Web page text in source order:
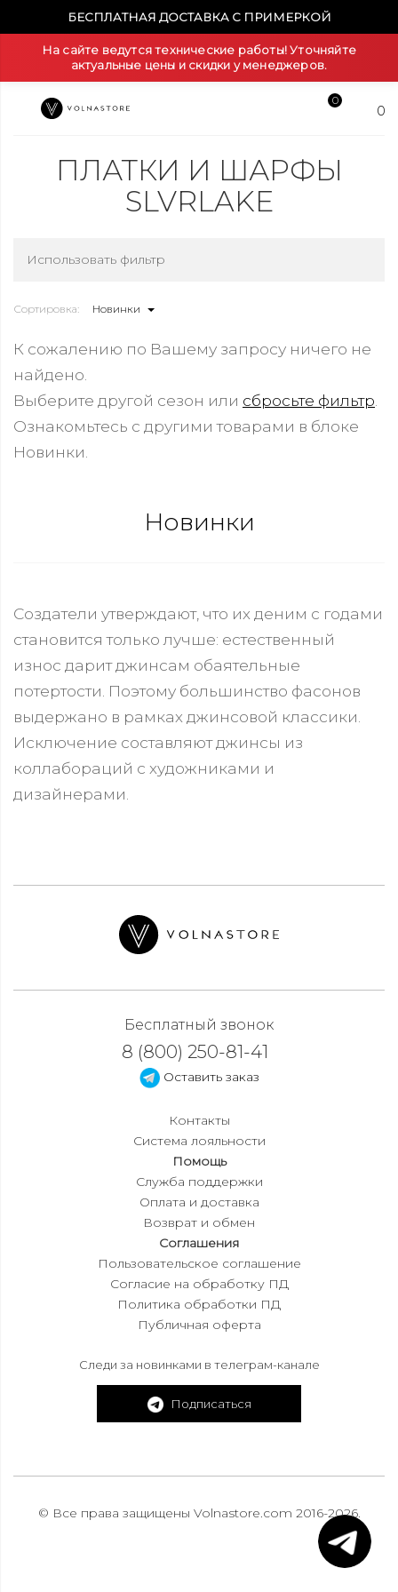
БЕСПЛАТНАЯ ДОСТАВКА С ПРИМЕРКОЙ
На сайте ведутся технические работы! Уточняйте
актуальные цены и скидки у менеджеров.
0
0
ПЛАТКИ И ШАРФЫ
SLVRLAKE
Использовать фильтр
Сортировка: Новинки
К сожалению по Вашему запросу ничего не
найдено.
Выберите другой сезон или сбросьте фильтр
Ознакомьтесь с другими товарами в блоке
Новинки.
Новинки
Создатели утверждают, что их деним с годами
становится только лучше: естественный
износ дарит джинсам обаятельные
потертости. Поэтому большинство фасонов
выдержано в рамках джинсовой классики.
Исключение составляют джинсы из
коллабораций с художниками и
дизайнерами.
Бесплатный звонок
8 (800) 250-81-41
Оставить заказ
Контакты
Система лояльности
Помощь
Служба поддержки
Оплата и доставка
Возврат и обмен
Соглашения
Пользовательское соглашение
Согласие на обработку ПД
Политика обработки ПД
Публичная оферта
Следи за новинками в телеграм-канале
Подписаться
© Все права защищены Volnastore.com 2016-2026.